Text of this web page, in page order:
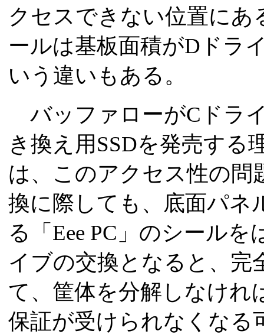
クセスできない位置に
ールは基板面積がDドラ
いう違いもある。
バッファローがCドラ
き換え用SSDを発売する
は、このアクセス性の問
換に際しても、底面パネ
る「Eee PC」のシール
イブの交換となると、完
て、筐体を分解しなけれ
保証が受けられなくなる